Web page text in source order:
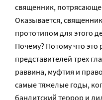
священник,
Оказывается,
прототипом для этого
Почему? Потому что
представителей трех
раввина, муфтия и
самые тяжелые годы,
бандитский террор и